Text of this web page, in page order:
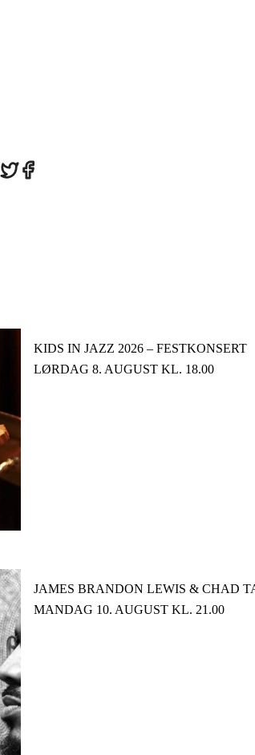
Share
on
Share
on
KIDS IN JAZZ 2026 – FESTKONSERT
LØRDAG 8. AUGUST KL. 18.00
JAMES BRANDON LEWIS & CHAD
MANDAG 10. AUGUST KL. 21.00